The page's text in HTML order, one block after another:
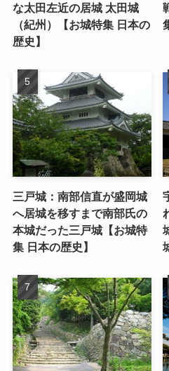
な太田左近の居城 太田城
（紀州）【お城特集 日本の
歴史】
三戸城：南部信直が盛岡城
へ居城を移すまで南部氏の
本城だった三戸城【お城特
集 日本の歴史】